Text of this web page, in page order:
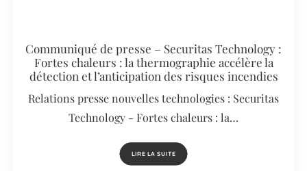
Communiqué de presse – Securitas Technology :
Fortes chaleurs : la thermographie accélère la
détection et l’anticipation des risques incendies
Relations presse nouvelles technologies : Securitas
Technology - Fortes chaleurs : la…
LIRE LA SUITE